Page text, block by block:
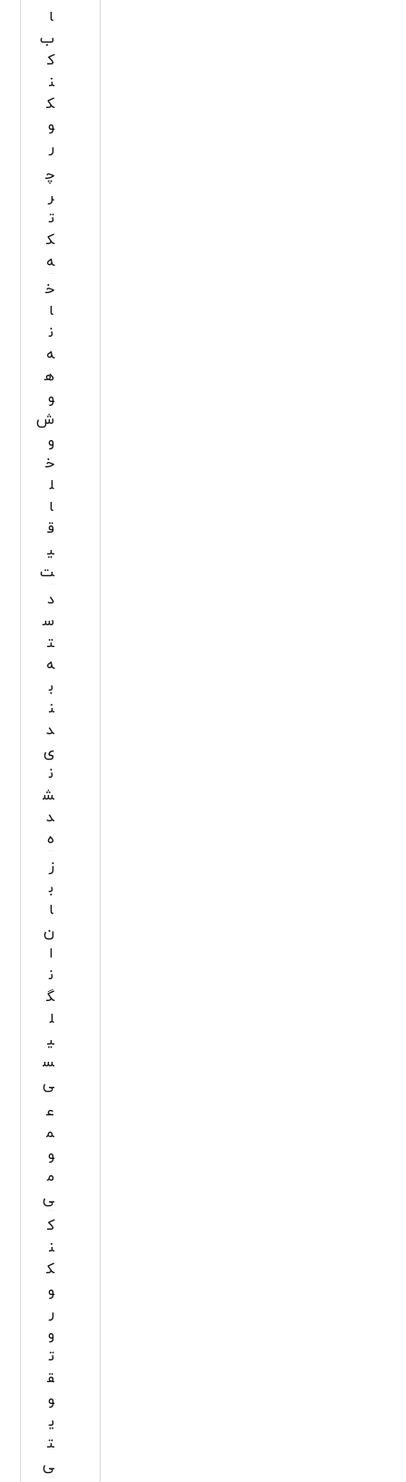
ا
ب
ک
ن
ک
و
ر
چ
ر
ت
ک
ه
خ
ا
ن
ه
ه
و
ش
و
خ
ل
ا
ق
ی
ت
د
س
ت
ه‌
ب
ن
د
ی
ن
ش
د
ه
ز
ب
ا
ن
ا
ن
گ
ل
ی
س
ی
ع
م
و
م
ی
ک
ن
ک
و
ر
و
ت
ق
و
ی
ت
ی